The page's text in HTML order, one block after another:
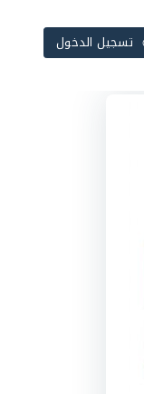
تسجيل الدخول